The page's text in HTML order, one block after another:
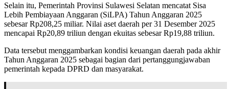
Selain itu, Pemerintah Provinsi Sulawesi Selatan mencatat Sisa
Lebih Pembiayaan Anggaran (SiLPA) Tahun Anggaran 2025
sebesar Rp208,25 miliar. Nilai aset daerah per 31 Desember 2025
mencapai Rp20,89 triliun dengan ekuitas sebesar Rp19,88 triliun.
Data tersebut menggambarkan kondisi keuangan daerah pada akhir
Tahun Anggaran 2025 sebagai bagian dari pertanggungjawaban
pemerintah kepada DPRD dan masyarakat.